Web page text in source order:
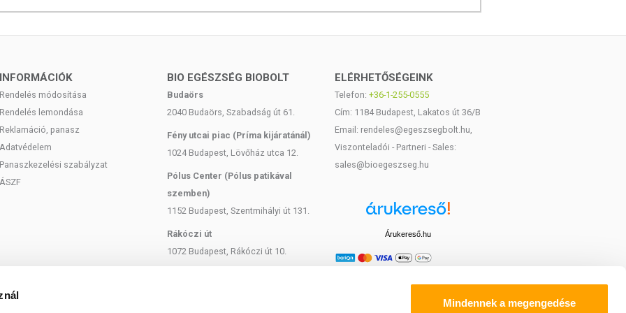
Mindennek a megengedése
− 15,0%.
fahéj illóolaj alkalmazásának legfontosabb területei
és szájüregi gyulladások. (Aetheroleum
Cinnamomi cassiae aetheroleum)
cinnamil-acetát, kumarin. A felsorolt
(C. aromaticum Nees) leveleiből és fiatal ágaiból
főbb természetes alkotórészei. A Kassziai fahéj
INFORMÁCIÓK
Rendelés módosítása
Rendelés lemondása
Reklamáció, panasz
Adatvédelem
Panaszkezelési szabályzat
ÁSZF
BIO EGÉSZSÉG BIOBOLT
Budaörs
2040 Budaörs, Szabadság út 61.
Fény utcai piac (Príma kijáratánál)
1024 Budapest, Lövőház utca 12.
Pólus Center (Pólus patikával
szemben)
1152 Budapest, Szentmihályi út 131.
Rákóczi út
1072 Budapest, Rákóczi út 10.
ELÉRHETŐSÉGEINK
Telefon: +36-1-255-0555
Cím: 1184 Budapest, Lakatos út 36/B
Email: rendeles@egeszsegbolt.hu,
Viszonteladói - Partneri - Sales:
sales@bioegeszseg.hu
Árukereső.hu